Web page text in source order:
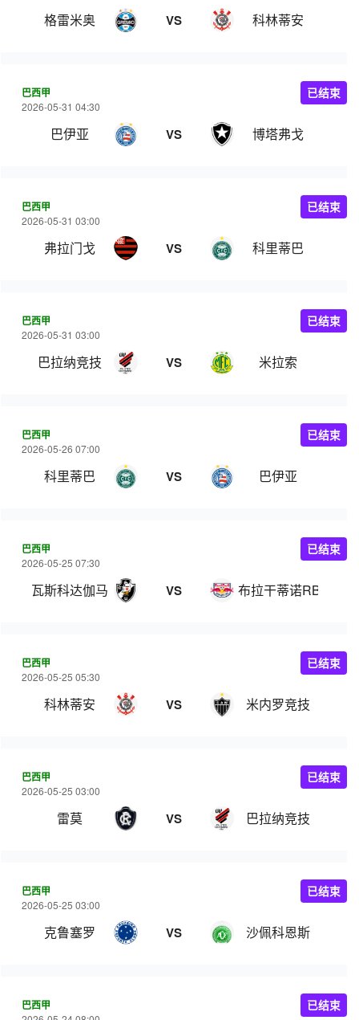
格雷米奥 VS 科林蒂安
巴西甲
2026-05-31 04:30
巴伊亚 VS 博塔弗戈
已结束
巴西甲
2026-05-31 03:00
弗拉门戈 VS 科里蒂巴
已结束
巴西甲
2026-05-31 03:00
巴拉纳竞技 VS 米拉索
已结束
巴西甲
2026-05-26 07:00
科里蒂巴 VS 巴伊亚
已结束
巴西甲
2026-05-25 07:30
瓦斯科达伽马 VS 布拉干蒂诺RB
已结束
巴西甲
2026-05-25 05:30
科林蒂安 VS 米内罗竞技
已结束
巴西甲
2026-05-25 03:00
雷莫 VS 巴拉纳竞技
已结束
巴西甲
2026-05-25 03:00
克鲁塞罗 VS 沙佩科恩斯
已结束
巴西甲 已结束